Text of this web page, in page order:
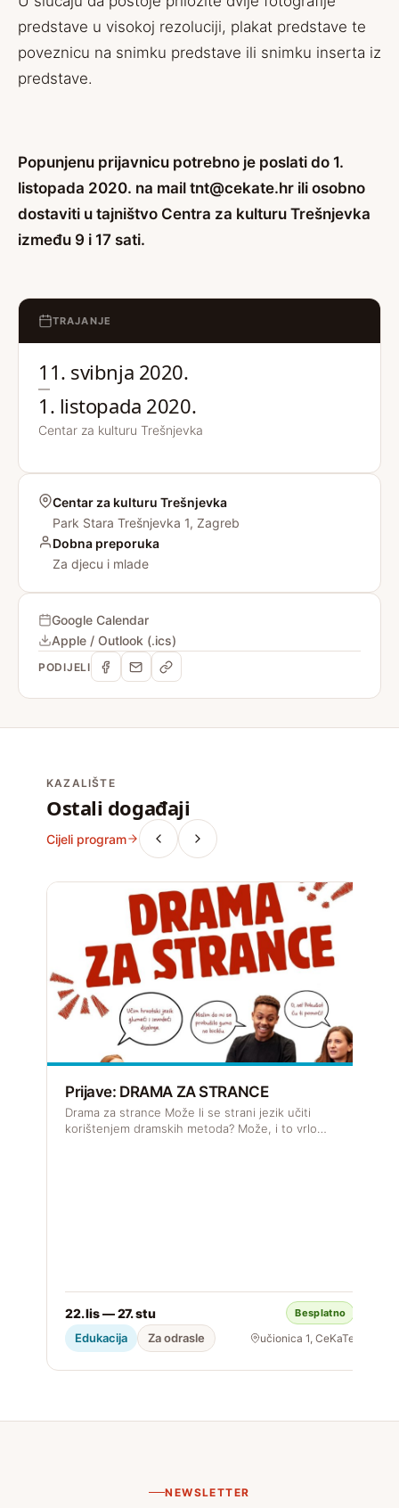
predstave u visokoj rezoluciji, plakat predstave te
poveznicu na snimku predstave ili snimku inserta iz
predstave.
Popunjenu prijavnicu potrebno je poslati do 1.
listopada 2020. na mail tnt@cekate.hr ili osobno
dostaviti u tajništvo Centra za kulturu Trešnjevka
između 9 i 17 sati.
TRAJANJE
11. svibnja 2020.
—
1. listopada 2020.
Centar za kulturu Trešnjevka
Centar za kulturu Trešnjevka
Park Stara Trešnjevka 1, Zagreb
Dobna preporuka
Za djecu i mlade
Google Calendar
Apple / Outlook (.ics)
PODIJELI
KAZALIŠTE
Ostali događaji
Cijeli program
Prijave: DRAMA ZA STRANCE
Drama za strance Može li se strani jezik učiti
korištenjem dramskih metoda? Može, i to vrlo…
22. lis — 27. stu Besplatno
Edukacija Za odrasle učionica 1, CeKaTe
NEWSLETTER